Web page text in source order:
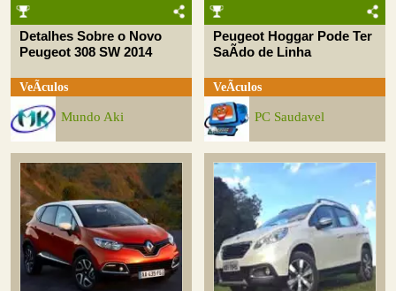
Detalhes Sobre o Novo
Peugeot 308 SW 2014
VeÃ­culos
Mundo Aki
Peugeot Hoggar Pode Ter
SaÃ­do de Linha
VeÃ­culos
PC Saudavel